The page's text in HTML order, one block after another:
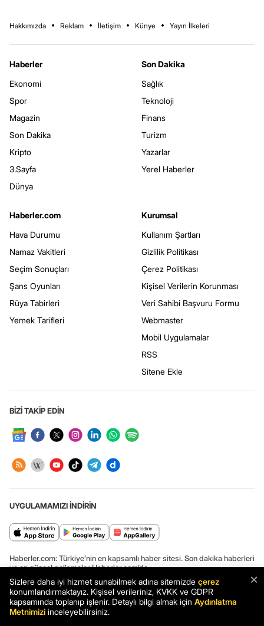
Hakkımızda Reklam İletişim Künye Yayın İlkeleri
Haberler
Ekonomi
Spor
Magazin
Son Dakika
Kripto
3.Sayfa
Dünya
Son Dakika
Sağlık
Teknoloji
Finans
Turizm
Yazarlar
Yerel Haberler
Haberler.com
Hava Durumu
Namaz Vakitleri
Seçim Sonuçları
Şans Oyunları
Rüya Tabirleri
Yemek Tarifleri
Kurumsal
Kullanım Şartları
Gizlilik Politikası
Çerez Politikası
Kişisel Verilerin Korunması
Veri Sahibi Başvuru Formu
Webmaster
Mobil Uygulamalar
RSS
Sitene Ekle
BİZİ TAKİP EDİN
UYGULAMAMIZI İNDİRİN
Haberler.com: Türkiye’nin en kapsamlı haber sitesi. Son dakika haberleri
ve en güncel gelişmeler Haberler.com’da.
Haber: MSB'den çok sert KKTC açıklaması: TSK en sert cevabı verme
×
Sizlere daha iyi hizmet sunabilmek adına sitemizde çerez
konumlandırmaktayız. Kişisel verileriniz, KVKK ve GDPR
kapsamında toplanıp işlenir. Detaylı bilgi almak için Aydınlatma
Metnimizi inceleyebilirsiniz.